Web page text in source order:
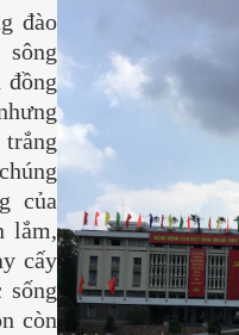
đào
đồng
của
lắm,
cấy
sống
còn